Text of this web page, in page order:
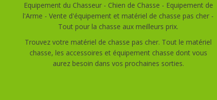
Equipement du Chasseur - Chien de Chasse - Equipement de
l'Arme - Vente d'équipement et matériel de chasse pas cher -
Tout pour la chasse aux meilleurs prix.
Trouvez votre matériel de chasse pas cher. Tout le matériel
chasse, les accessoires et équipement chasse dont vous
aurez besoin dans vos prochaines sorties.